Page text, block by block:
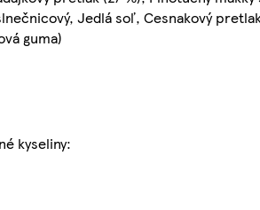
Jedlá soľ, Cesnakový
guma)
kyseliny: